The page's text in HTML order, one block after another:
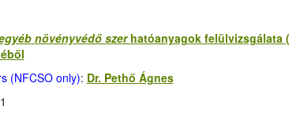
növényvédő szerhatóanyagok felülvizsgálata
(NFCSO only): Dr. Pethő Ágnes